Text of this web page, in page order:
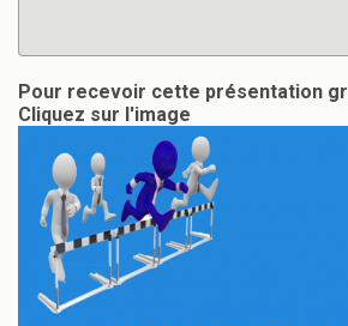
Pour recevoir cette présentation
Cliquez sur l'image